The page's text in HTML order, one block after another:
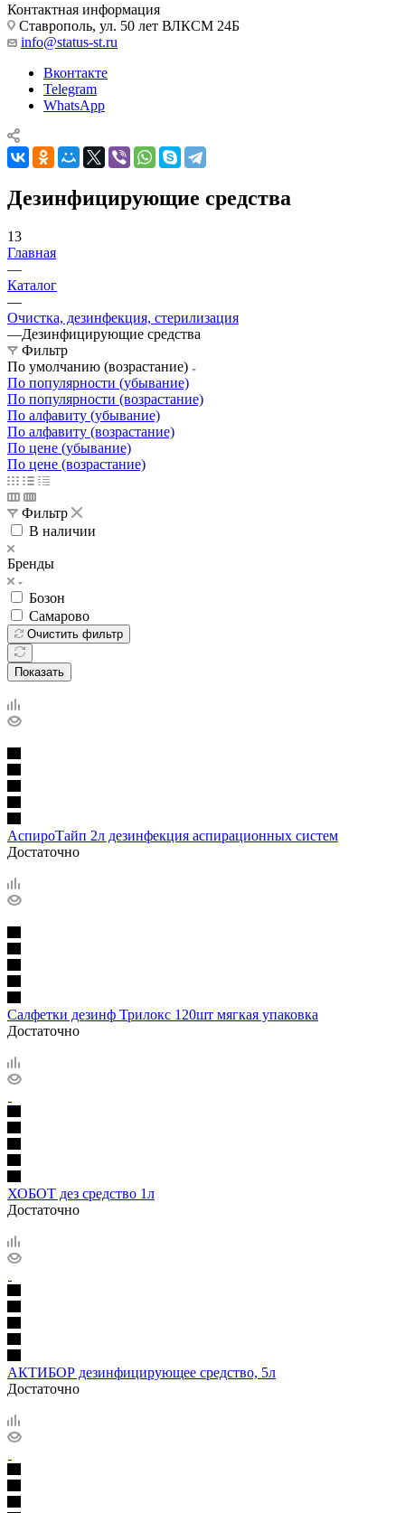
Контактная информация
Ставрополь, ул. 50 лет ВЛКСМ 24Б
info@status-st.ru
Вконтакте
Telegram
WhatsApp
Дезинфицирующие средства
13
Главная
—
Каталог
—
Очистка, дезинфекция, стерилизация
—Дезинфицирующие средства
Фильтр
По умолчанию (возрастание)
По популярности (убывание)
По популярности (возрастание)
По алфавиту (убывание)
По алфавиту (возрастание)
По цене (убывание)
По цене (возрастание)
Фильтр
В наличии
Бренды
Бозон
Самарово
Очистить фильтр
Показать
АспироТайп 2л дезинфекция аспирационных систем
Достаточно
Салфетки дезинф Трилокс 120шт мягкая упаковка
Достаточно
ХОБОТ дез средство 1л
Достаточно
АКТИБОР дезинфицирующее средство, 5л
Достаточно